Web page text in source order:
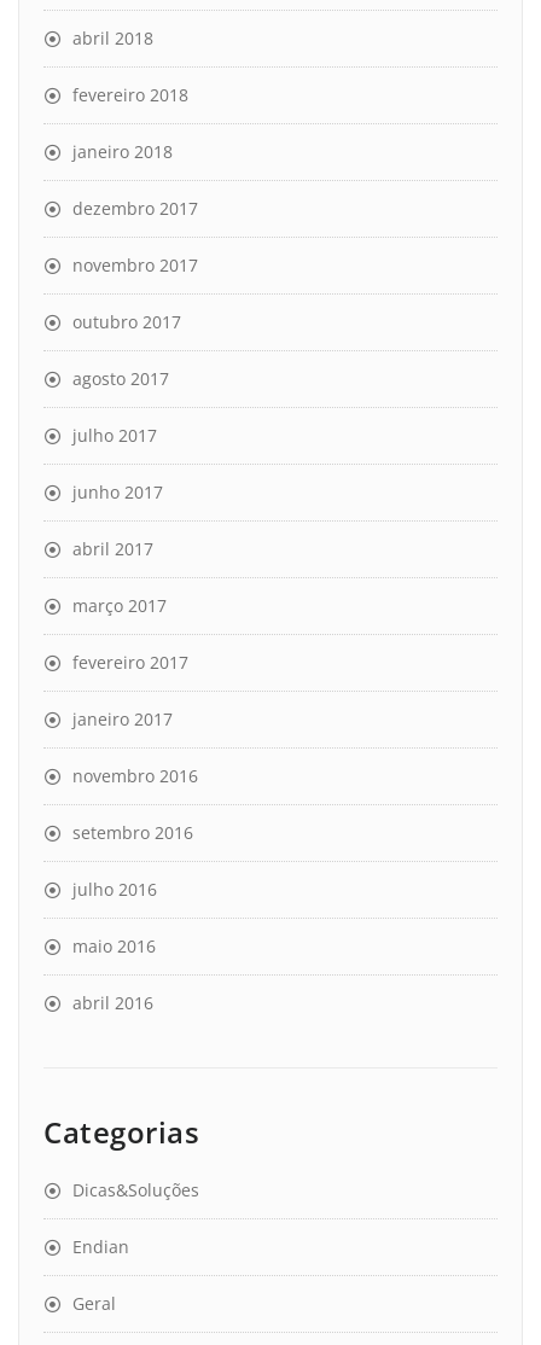
abril 2018
fevereiro 2018
janeiro 2018
dezembro 2017
novembro 2017
outubro 2017
agosto 2017
julho 2017
junho 2017
abril 2017
março 2017
fevereiro 2017
janeiro 2017
novembro 2016
setembro 2016
julho 2016
maio 2016
abril 2016
Categorias
Dicas&Soluções
Endian
Geral